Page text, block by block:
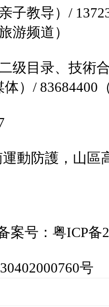
子教导）/
游频道）
级目录、技術
体）/ 83684400
動防護，山區
案号：粤ICP备
号